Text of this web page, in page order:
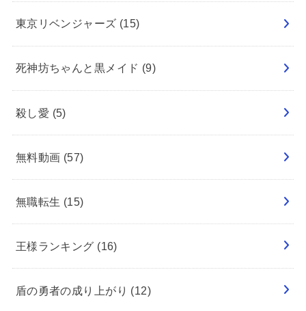
東京リベンジャーズ (15)
死神坊ちゃんと黒メイド (9)
殺し愛 (5)
無料動画 (57)
無職転生 (15)
王様ランキング (16)
盾の勇者の成り上がり (12)